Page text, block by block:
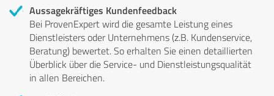
Aussagekräftiges Kundenfeedback
Bei ProvenExpert wird die gesamte Leistung eines
Dienstleisters oder Unternehmens (z.B. Kundenservice,
Beratung) bewertet. So erhalten Sie einen detaillierten
Überblick über die Service- und Dienstleistungsqualität
in allen Bereichen.